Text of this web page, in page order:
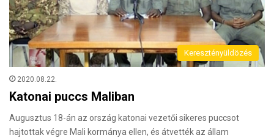
Keresztényüldözés
2020.08.22.
Katonai puccs Maliban
Augusztus 18-án az ország katonai vezetői sikeres puccsot
hajtottak végre Mali kormánya ellen, és átvették az állam